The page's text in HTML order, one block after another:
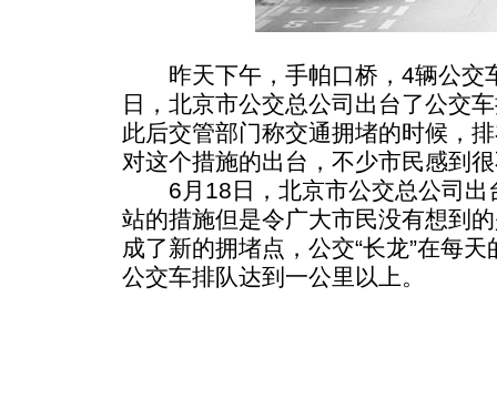
昨天下午，手帕口桥，4辆公交
日，北京市公交总公司出台了公交
此后交管部门称交通拥堵的时候，
对这个措施的出台，不少市民感到
6月18日，北京市公交总公司出
站的措施但是令广大市民没有想到
成了新的拥堵点，公交“长龙”在每
公交车排队达到一公里以上。